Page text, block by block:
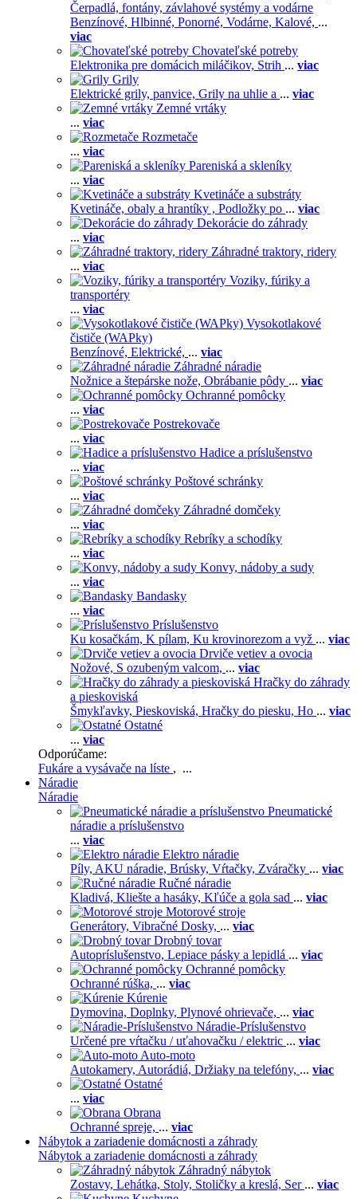
Čerpadlá, fontány, závlahové systémy a vodárne
Benzínové, Hlbinné, Ponorné, Vodárne, Kalové, ...
viac
Chovateľské potreby
Elektronika pre domácich miláčikov, Strih ... viac
Grily
Elektrické grily, panvice, Grily na uhlie a ... viac
Zemné vrtáky
... viac
Rozmetače
... viac
Pareniská a skleníky
... viac
Kvetináče a substráty
Kvetináče, obaly a hrantíky , Podložky po ... viac
Dekorácie do záhrady
... viac
Záhradné traktory, ridery
... viac
Voziky, fúriky a
transportéry
... viac
Vysokotlakové
čističe (WAPky)
Benzínové, Elektrické, ... viac
Záhradné náradie
Nožnice a štepárske nože, Obrábanie pôdy ... viac
Ochranné pomôcky
... viac
Postrekovače
... viac
Hadice a príslušenstvo
... viac
Poštové schránky
... viac
Záhradné domčeky
... viac
Rebríky a schodíky
... viac
Konvy, nádoby a sudy
... viac
Bandasky
... viac
Príslušenstvo
Ku kosačkám, K pílam, Ku krovinorezom a vyž ... viac
Drviče vetiev a ovocia
Nožové, S ozubeným valcom, ... viac
Hračky do záhrady
a pieskoviská
Šmykľavky, Pieskoviská, Hračky do piesku, Ho ... viac
Ostatné
... viac
Odporúčame:
Fukáre a vysávače na líste , ...
Náradie
Náradie
Pneumatické
náradie a príslušenstvo
... viac
Elektro náradie
Píly, AKU náradie, Brúsky, Vŕtačky, Zváračky ... viac
Ručné náradie
Kladivá, Kliešte a hasáky, Kľúče a gola sad ... viac
Motorové stroje
Generátory, Vibračné Dosky, ... viac
Drobný tovar
Autopríslušenstvo, Lepiace pásky a lepidlá ... viac
Ochranné pomôcky
Ochranné rúška, ... viac
Kúrenie
Dymovina, Doplnky, Plynové ohrievače, ... viac
Náradie-Príslušenstvo
Určené pre vŕtačku / uťahovačku / elektric ... viac
Auto-moto
Autokamery, Autorádiá, Držiaky na telefóny, ... viac
Ostatné
... viac
Obrana
Ochranné spreje, ... viac
Nábytok a zariadenie domácnosti a záhrady
Nábytok a zariadenie domácnosti a záhrady
Záhradný nábytok
Zostavy, Lehátka, Stoly, Stoličky a kreslá, Ser ... viac